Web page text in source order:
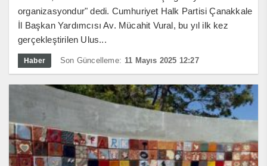
organizasyondur" dedi. Cumhuriyet Halk Partisi Çanakkale
İl Başkan Yardımcısı Av. Mücahit Vural, bu yıl ilk kez
gerçekleştirilen Ulus...
Haber Son Güncelleme: 11 Mayıs 2025 12:27